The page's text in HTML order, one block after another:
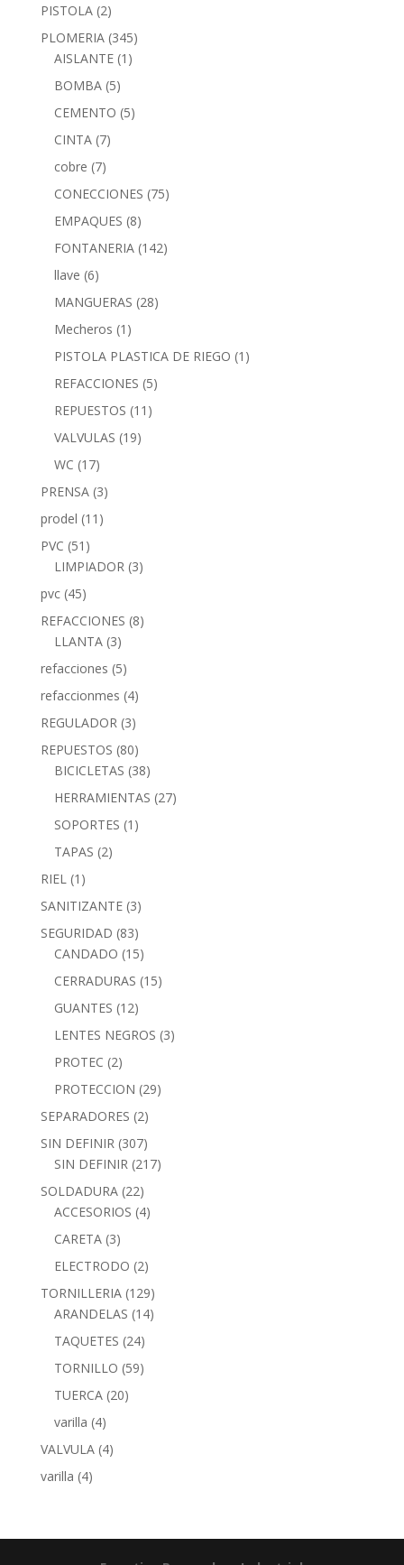
PISTOLA (2)
PLOMERIA (345)
AISLANTE (1)
BOMBA (5)
CEMENTO (5)
CINTA (7)
cobre (7)
CONECCIONES (75)
EMPAQUES (8)
FONTANERIA (142)
llave (6)
MANGUERAS (28)
Mecheros (1)
PISTOLA PLASTICA DE RIEGO (1)
REFACCIONES (5)
REPUESTOS (11)
VALVULAS (19)
WC (17)
PRENSA (3)
prodel (11)
PVC (51)
LIMPIADOR (3)
pvc (45)
REFACCIONES (8)
LLANTA (3)
refacciones (5)
refaccionmes (4)
REGULADOR (3)
REPUESTOS (80)
BICICLETAS (38)
HERRAMIENTAS (27)
SOPORTES (1)
TAPAS (2)
RIEL (1)
SANITIZANTE (3)
SEGURIDAD (83)
CANDADO (15)
CERRADURAS (15)
GUANTES (12)
LENTES NEGROS (3)
PROTEC (2)
PROTECCION (29)
SEPARADORES (2)
SIN DEFINIR (307)
SIN DEFINIR (217)
SOLDADURA (22)
ACCESORIOS (4)
CARETA (3)
ELECTRODO (2)
TORNILLERIA (129)
ARANDELAS (14)
TAQUETES (24)
TORNILLO (59)
TUERCA (20)
varilla (4)
VALVULA (4)
varilla (4)